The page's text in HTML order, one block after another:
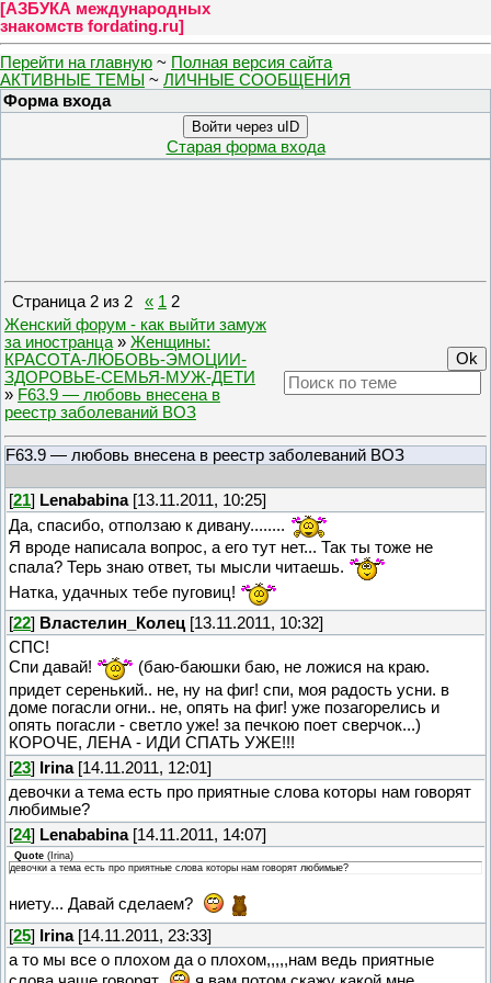
[АЗБУКА международных
знакомств fordating.ru]
Перейти на главную ~ Полная версия сайта
АКТИВНЫЕ ТЕМЫ ~ ЛИЧНЫЕ СООБЩЕНИЯ
Форма входа
Войти через uID
Старая форма входа
Страница2 из 2 « 1 2
Женский форум - как выйти замуж
за иностранца » Женщины:
КРАСОТА-ЛЮБОВЬ-ЭМОЦИИ-
ЗДОРОВЬЕ-СЕМЬЯ-МУЖ-ДЕТИ
» F63.9 — любовь внесена в
реестр заболеваний ВОЗ
F63.9 — любовь внесена в реестр заболеваний ВОЗ
[21] Lenababina[13.11.2011, 10:25]
Да, спасибо, отползаю к дивану........
Я вроде написала вопрос, а его тут нет... Так ты тоже не
спала? Терь знаю ответ, ты мысли читаешь.
Натка, удачных тебе пуговиц!
[22] Властелин_Колец [13.11.2011, 10:32]
СПС!
Спи давай!
(баю-баюшки баю, не ложися на краю.
придет серенький.. не, ну на фиг! спи, моя радость усни. в
доме погасли огни.. не, опять на фиг! уже позагорелись и
опять погасли - светло уже! за печкою поет сверчок...)
КОРОЧЕ, ЛЕНА - ИДИ СПАТЬ УЖЕ!!!
[23] Irina[14.11.2011, 12:01]
девочки а тема есть про приятные слова которы нам говорят
любимые?
[24] Lenababina[14.11.2011, 14:07]
Quote ( Irina)
девочки а тема есть про приятные слова которы нам говорят любимые?
ниету... Давай сделаем?
[25] Irina[14.11.2011, 23:33]
а то мы все о плохом да о плохом,,,,,нам ведь приятные